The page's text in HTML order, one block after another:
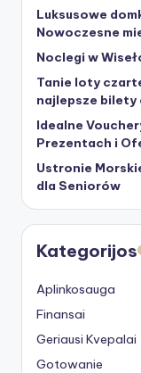
Luksusowe
Nowoczesne
Noclegi w
Tanie loty
najlepsze bilety
Idealne
Prezentach i
Ustronie
dla Seniorów
Kategorijos
Aplinkosauga
Finansai
Geriausi Kvepalai
Gotowanie